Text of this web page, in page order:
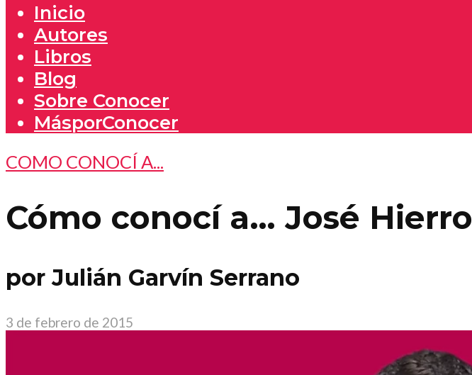
Inicio
Autores
Libros
Blog
Sobre Conocer
MásporConocer
COMO CONOCÍ A...
Cómo conocí a… José Hierro
por Julián Garvín Serrano
3 de febrero de 2015